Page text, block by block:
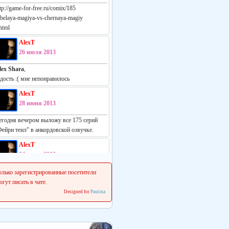
game-for-free.ru/comix/185
magiya-vs-chernaya-magiy
AlexT
26 июля 2013
Shara,
:( мне непонравилось
AlexT
28 июня 2013
вечером выложу все 175 серий
теил" в анкордовской озвучке.
AlexT
24 июня 2013
русская манга:
vk.com/white_vs_black_m
начинаем делать свежие релизы.
зарегистрированные посетители
писать в чате.
Designed for Pautina